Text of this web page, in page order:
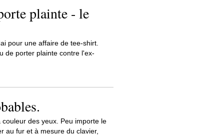
plainte - le
pour une affaire de tee-shirt.
de porter plainte contre l'ex-
des yeux. Peu importe le
au fur et à mesure du clavier,